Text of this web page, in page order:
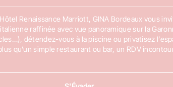
Renaissance Marriott, GINA Bordeaux vous
raffinée avec vue panoramique sur la
détendez-vous à la piscine ou privatisez
qu’un simple restaurant ou bar, un RDV